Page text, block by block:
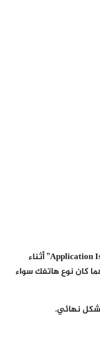
Application” أثناء
كان نوع هاتفك سواء
نهائي.